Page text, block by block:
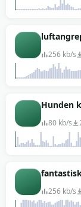
256 kb/s
Hunden
80 kb/s
256 kb/s